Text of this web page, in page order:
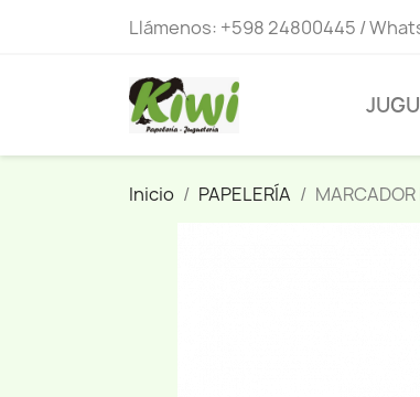
Llámenos: +598 24800445 /
Inicio PAPELERÍA